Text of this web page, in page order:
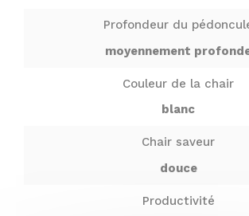
Profondeur du
moyennement
Couleur de la chair
blanc
Chair saveur
douce
Productivité